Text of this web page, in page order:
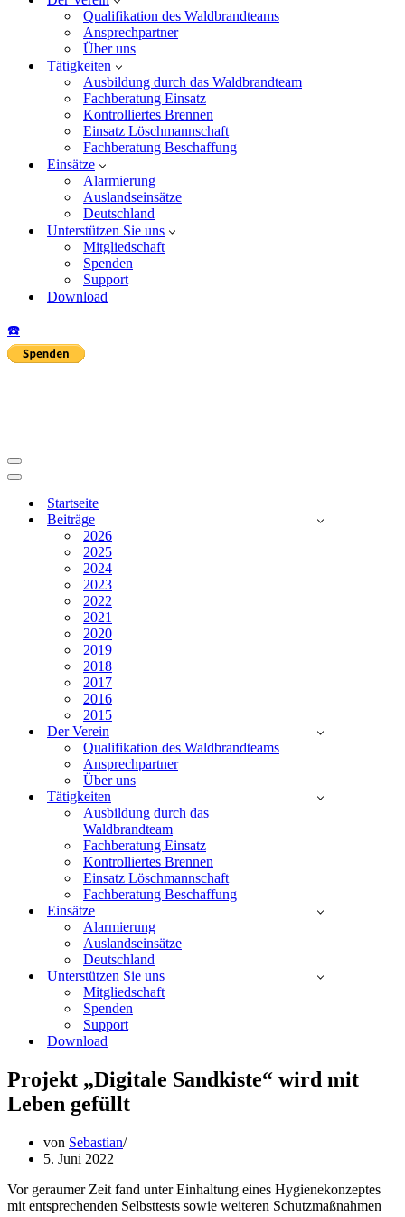
Qualifikation des Waldbrandteams
Ansprechpartner
Über uns
Tätigkeiten
Ausbildung durch das Waldbrandteam
Fachberatung Einsatz
Kontrolliertes Brennen
Einsatz Löschmannschaft
Fachberatung Beschaffung
Einsätze
Alarmierung
Auslandseinsätze
Deutschland
Unterstützen Sie uns
Mitgliedschaft
Spenden
Support
Download
☎️
Navigationsmenü
Navigationsmenü
Startseite
Beiträge
2026
2025
2024
2023
2022
2021
2020
2019
2018
2017
2016
2015
Der Verein
Qualifikation des Waldbrandteams
Ansprechpartner
Über uns
Tätigkeiten
Ausbildung durch das
Waldbrandteam
Fachberatung Einsatz
Kontrolliertes Brennen
Einsatz Löschmannschaft
Fachberatung Beschaffung
Einsätze
Alarmierung
Auslandseinsätze
Deutschland
Unterstützen Sie uns
Mitgliedschaft
Spenden
Support
Download
Projekt „Digitale Sandkiste“ wird mit
Leben gefüllt
von Sebastian
5. Juni 2022
Vor geraumer Zeit fand unter Einhaltung eines Hygienekonzeptes
mit entsprechenden Selbsttests sowie weiteren Schutzmaßnahmen